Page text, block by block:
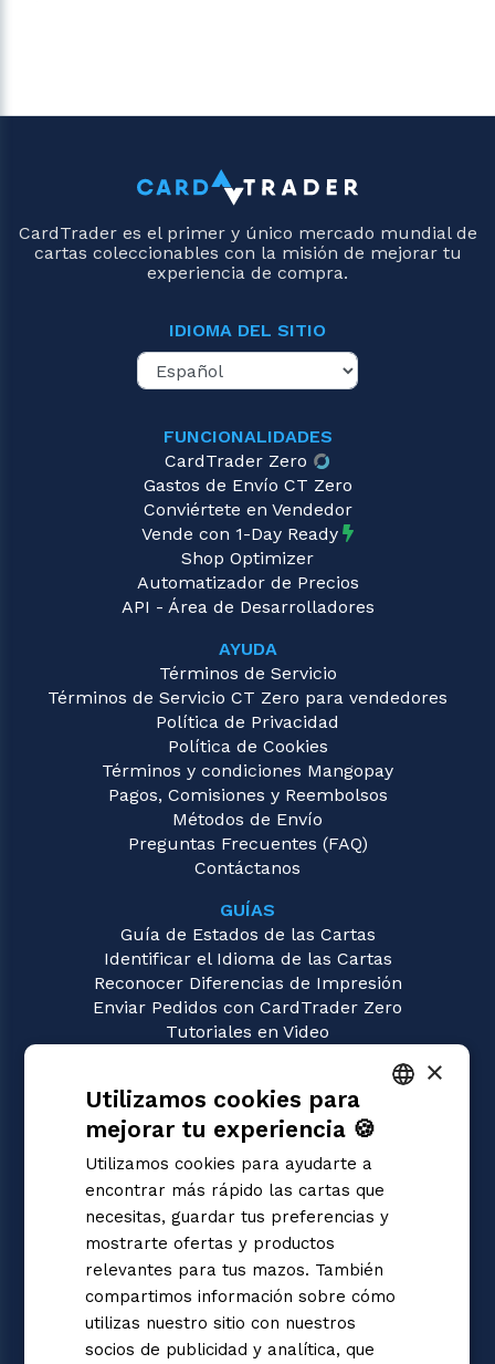
CardTrader es el primer y único mercado mundial de
cartas coleccionables con la misión de mejorar tu
experiencia de compra.
IDIOMA DEL SITIO
FUNCIONALIDADES
CardTrader Zero
Gastos de Envío CT Zero
Conviértete en Vendedor
Vende con 1-Day Ready
Shop Optimizer
Automatizador de Precios
API - Área de Desarrolladores
AYUDA
Términos de Servicio
Términos de Servicio CT Zero para vendedores
Política de Privacidad
Política de Cookies
Términos y condiciones Mangopay
Pagos, Comisiones y Reembolsos
Métodos de Envío
Preguntas Frecuentes (FAQ)
Contáctanos
GUÍAS
Guía de Estados de las Cartas
Identificar el Idioma de las Cartas
Reconocer Diferencias de Impresión
Enviar Pedidos con CardTrader Zero
Tutoriales en Video
Yu-Gi-Oh!
Magic: the Gathering
Pokémon
Flesh and Blood
Digimon
One Piece
Dragon Ball Super
Cardfight!! Vanguard
Disney Lorcana
Star Wars Unlimited
Union Arena
ITALIAN
×
Utilizamos cookies para
mejorar tu experiencia 🍪
Utilizamos cookies para ayudarte a
encontrar más rápido las cartas que
necesitas, guardar tus preferencias y
mostrarte ofertas y productos
relevantes para tus mazos. También
compartimos información sobre cómo
utilizas nuestro sitio con nuestros
socios de publicidad y analítica, que